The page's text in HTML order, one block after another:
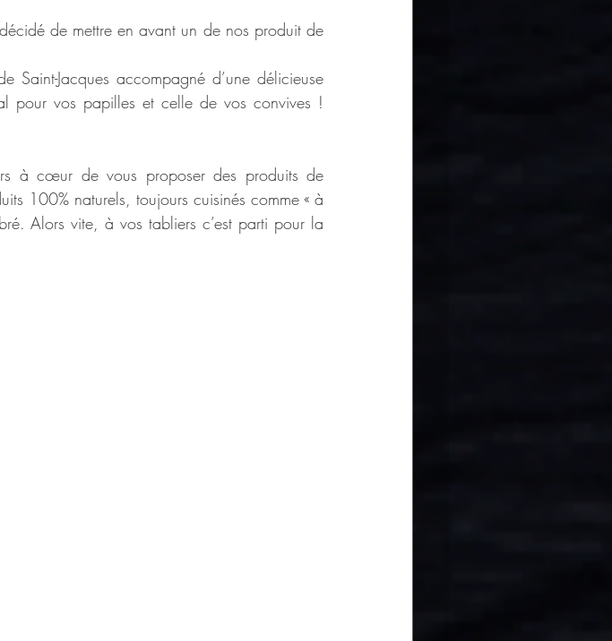
de mettre en avant un de nos produit de
Jacques accompagné d’une délicieuse
pour vos papilles et celle de vos convives !
à cœur de vous proposer des produits de
100% naturels, toujours cuisinés comme « à
Alors vite, à vos tabliers c’est parti pour la